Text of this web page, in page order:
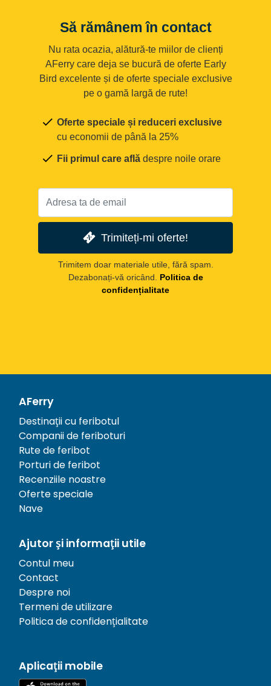
Să rămânem în contact
Nu rata ocazia, alătură-te miilor de clienți
AFerry care deja se bucură de oferte Early
Bird excelente și de oferte speciale exclusive
pe o gamă largă de rute!
Oferte speciale și reduceri exclusive
cu economii de până la 25%
Fii primul care află despre noile orare
Trimiteți-mi oferte!
Trimitem doar materiale utile, fără spam.
Dezabonați-vă oricând.
Politica de
confidențialitate
AFerry
Destinații cu feribotul
Companii de feriboturi
Rute de feribot
Porturi de feribot
Recenziile noastre
Oferte speciale
Nave
Ajutor și informații utile
Contul meu
Contact
Despre noi
Termeni de utilizare
Politica de confidențialitate
Aplicații mobile